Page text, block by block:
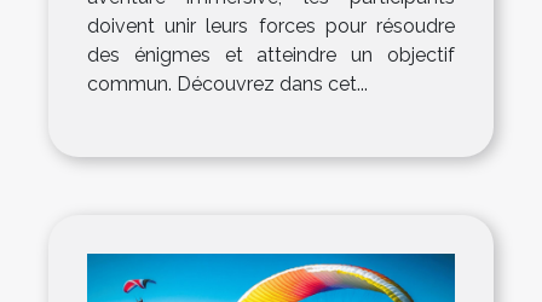
doivent unir leurs forces pour résoudre
des énigmes et atteindre un objectif
commun. Découvrez dans cet...